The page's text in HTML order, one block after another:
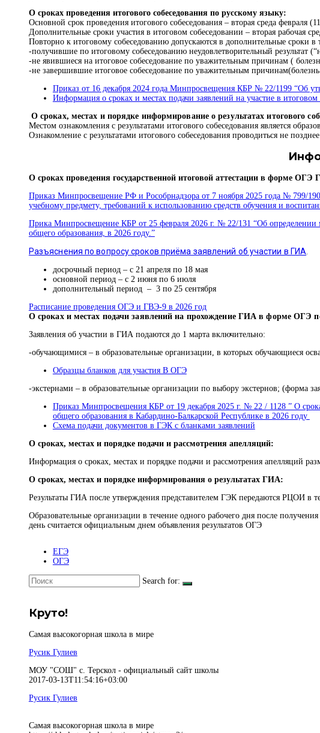
О сроках проведения итогового собеседования по русскому языку:
Основной срок проведения итогового собеседования – вторая среда февраля
Дополнительные сроки участия в итоговом собеседовании – вторая рабочая
Повторно к итоговому собеседованию допускаются в дополнительные сроки
-получившие по итоговому собеседованию неудовлетворительный результат
-не явившиеся на итоговое собеседование по уважительным причинам (
-не завершившие итоговое собеседование по уважительным
Приказ от 16 декабря 2024 года Минпросвещения КБР № 22/1199 “Об
Информация о сроках и местах подачи заявлений на участие в
О сроках, местах и порядке информирование о результатах итогового
Местом ознакомления с результатами итогового собеседования является
Ознакомление с результатами итогового собеседования проводиться не
О сроках проведения государственной итоговой аттестации в форме ОГЭ
Приказ Минпросвещение РФ и Рособрнадзора от 7 ноября 2025 года № 799/
учебному предмету, требований к использованию средств обучения и
Прика Минпросвещение КБР от 25 февраля 2026 г. № 22/131 “Об
общего образования, в 2026 году.”
Разъяснения по вопросу сроков приёма заявлений об участии в ГИА
досрочный период – с 21 апреля по 18 мая
основной период – с 2 июня по 6 июля
дополнительный период – 3 по 25 сентября
Расписание проведения ОГЭ и ГВЭ-9 в 2026 год
О сроках и местах подачи заявлений на прохождение ГИА в форме ОГЭ
Заявления об участии в ГИА подаются до 1 марта включительно:
-обучающимися – в образовательные организации, в которых обучающиеся
Образцы бланков для участия В ОГЭ
-экстернами – в образовательные организации по выбору экстернов; (форма
Приказ Минпросвещения КБР от 19 декабря 2025 г. № 22 / 1128 ” О
общего образования в Кабардино-Балкарской Республике в 2026 году
Схема подачи документов в ГЭК с бланками заявлений
О сроках, местах и порядке подачи и рассмотрения апелляций:
Информация о сроках, местах и порядке подачи и рассмотрения апелляций
О сроках, местах и порядке информирования о результатах ГИА:
Результаты ГИА после утверждения представителем ГЭК передаются РЦОИ в
Образовательные организации в течение одного рабочего дня после
день считается официальным днем объявления результатов ОГЭ
ЕГЭ
ОГЭ
Search for:
Круто!
Самая высокогорная школа в мире
Русик Гулиев
МОУ "СОШ" с. Терскол - официальный сайт школы
2017-03-13T11:54:16+03:00
Русик Гулиев
Самая высокогорная школа в мире